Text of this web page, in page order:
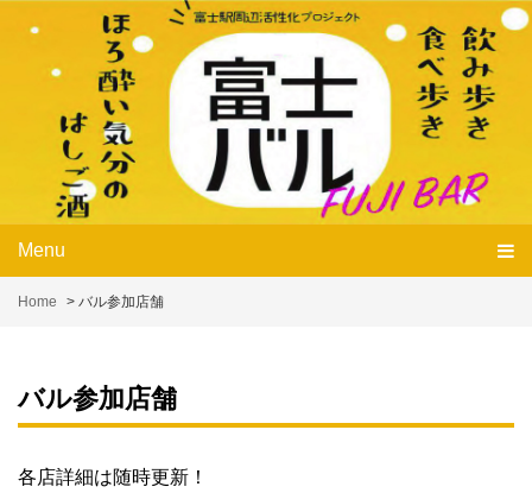
content
Menu
Home > バル参加店舗
バル参加店舗
各店詳細は随時更新！